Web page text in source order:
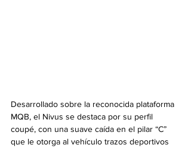
Desarrollado sobre la reconocida plataforma
MQB, el Nivus se destaca por su perfil
coupé, con una suave caída en el pilar “C”
que le otorga al vehículo trazos deportivos